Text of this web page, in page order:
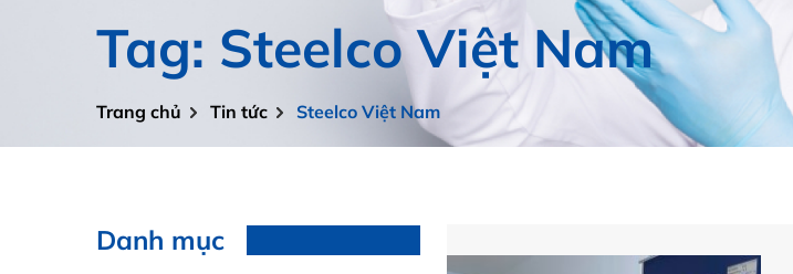
Tag: Steelco Việt Nam
Trang chủ Tin tức Steelco Việt Nam
Danh mục